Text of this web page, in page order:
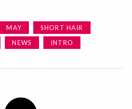
MAY
SHORT HAIR
NEWS INTRO